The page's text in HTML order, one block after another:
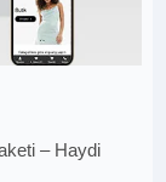
– Haydi